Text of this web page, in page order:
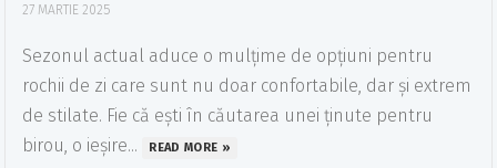
27 MARTIE 2025
Sezonul actual aduce o mulțime de opțiuni pentru
rochii de zi care sunt nu doar confortabile, dar și extrem
de stilate. Fie că ești în căutarea unei ținute pentru
birou, o ieșire...
READ MORE »